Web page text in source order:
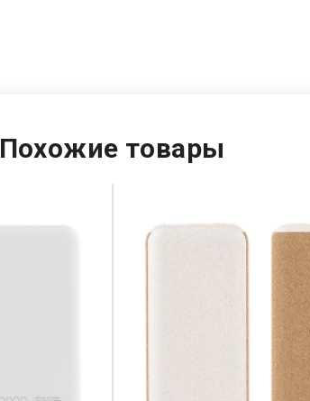
Похожие товары